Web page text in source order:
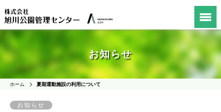
お知らせ
ホーム 夏期運動施設の利用について
お知らせ